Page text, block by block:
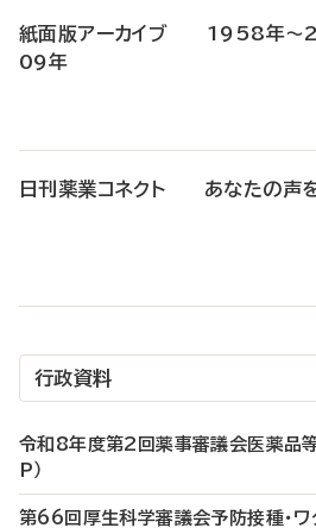
紙面版アーカイブ 1958年～
09年
日刊薬業コネクト あなたの声を
行政資料
令和8年度第2回薬事審議会医薬品
P）
第66回厚生科学審議会予防接種・ワ